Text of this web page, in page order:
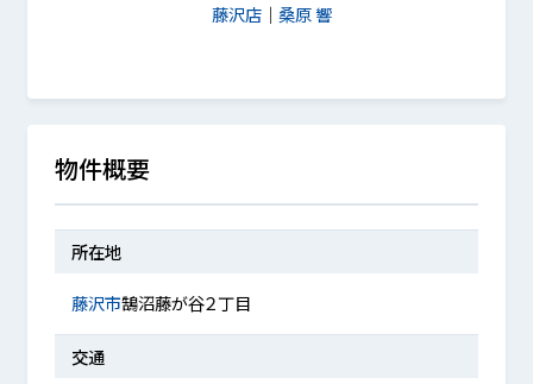
藤沢店｜ 桑原 響
物件概要
所在地
藤沢市鵠沼藤が谷２丁目
交通